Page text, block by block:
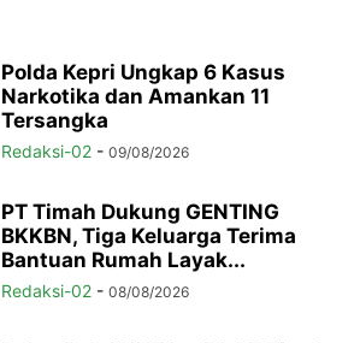
Polda Kepri Ungkap 6 Kasus
Narkotika dan Amankan 11
Tersangka
Redaksi-02 - 09/08/2026
PT Timah Dukung GENTING
BKKBN, Tiga Keluarga Terima
Bantuan Rumah Layak...
Redaksi-02 - 08/08/2026